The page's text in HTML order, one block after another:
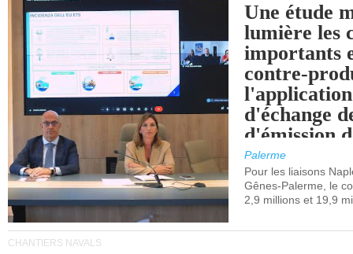
Une étude
lumière les
importants
contre-
d'échange
d'émission
(SEQE-UE)
maritimes
occidentale.
Palerme
Pour les liaisons
Gênes-Palerme, le
2,9 millions et 19,9
CHANTIERS NAVALS